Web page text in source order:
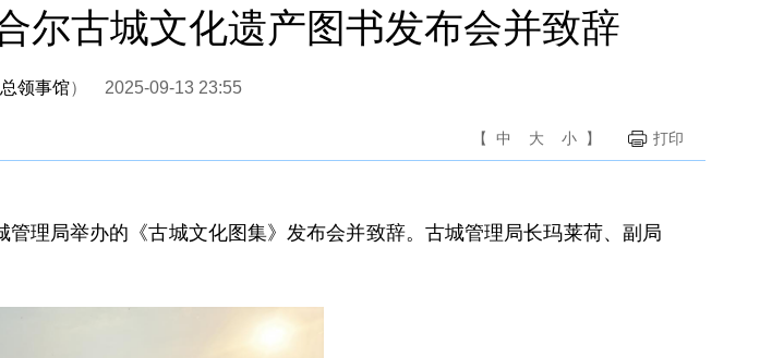
尔古城文化遗产图书发布会并致辞
领事馆） 2025-09-13 23:55
【 中 大 小 】 打印
理局举办的《古城文化图集》发布会并致辞。古城管理局长玛莱荷、副局